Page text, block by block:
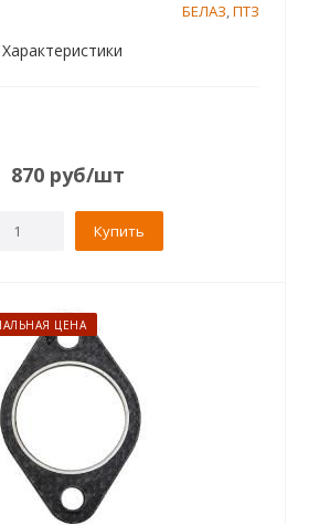
БЕЛАЗ,ПТЗ
Характеристики
870 руб/шт
Купить
ЦЕНА